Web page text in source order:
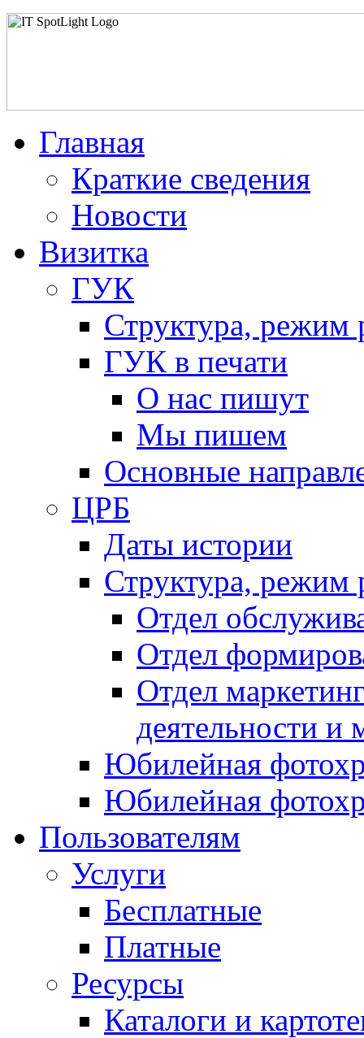
Главная
Краткие сведения
Новости
Визитка
ГУК
Структура, режим
ГУК в печати
О нас пишут
Мы пишем
Основные
ЦРБ
Даты истории
Структура, режим
Отдел
Отдел
Отдел
деятельности и
Юбилейная
Юбилейная
Пользователям
Услуги
Бесплатные
Платные
Ресурсы
Каталоги и